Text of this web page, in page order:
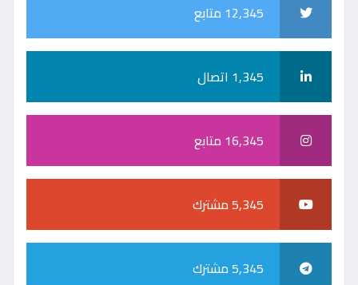
12,345 متابع
1,345 اتصال
16,345 متابع
5,345 مشترك
5,345 مشترك